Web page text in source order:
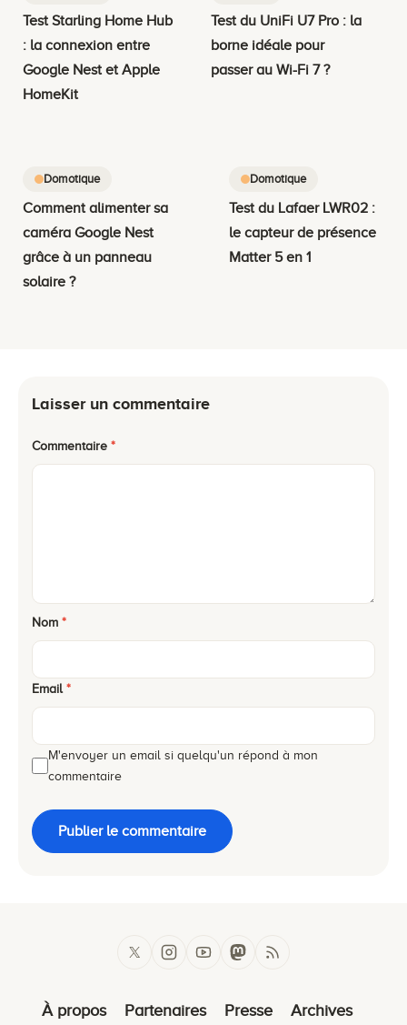
Test Starling Home Hub
: la connexion entre
Google Nest et Apple
HomeKit
Test du UniFi U7 Pro : la
borne idéale pour
passer au Wi-Fi 7 ?
Domotique
Comment alimenter sa
caméra Google Nest
grâce à un panneau
solaire ?
Domotique
Test du Lafaer LWR02 :
le capteur de présence
Matter 5 en 1
Laisser un commentaire
Commentaire *
Nom *
Email *
M'envoyer un email si quelqu'un répond à mon
commentaire
Publier le commentaire
À propos Partenaires Presse Archives